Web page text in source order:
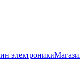
электроники